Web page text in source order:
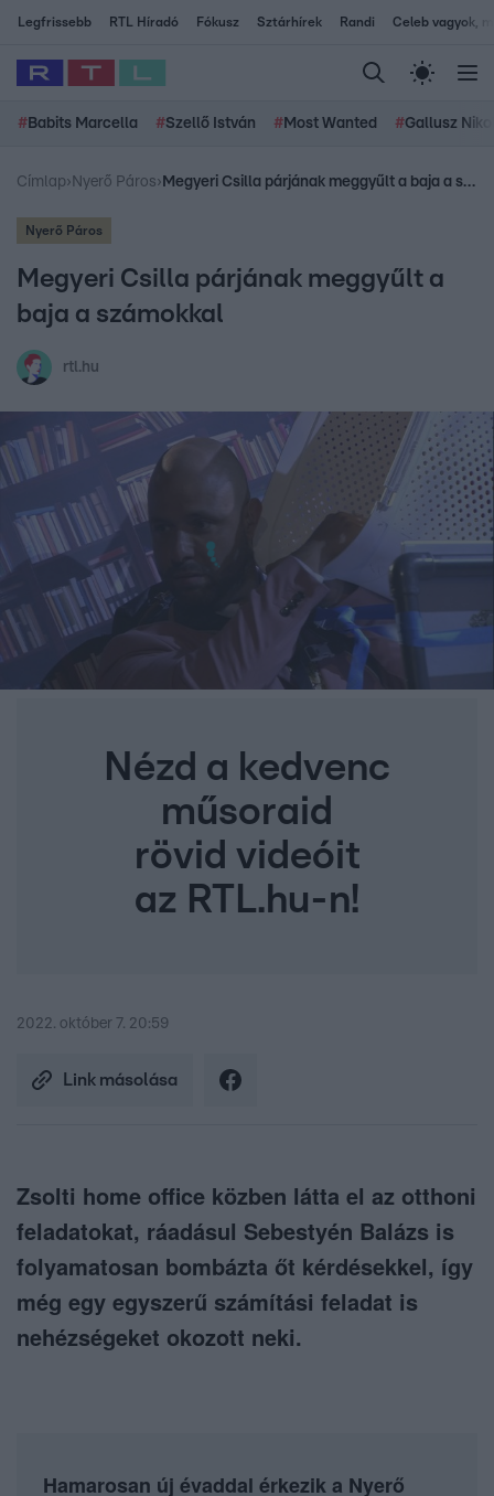
Legfrissebb RTL Híradó Fókusz Sztárhírek Randi Celeb vagyok,
# Babits Marcella #Szellő István # Most Wanted #Gallusz
Címlap› Nyerő Páros› Megyeri Csilla párjának meggyűlt a baja a számokkal
Nyerő Páros
Megyeri Csilla párjának meggyűlt a
baja a számokkal
rtl.hu
Nézd a kedvenc
műsoraid
rövid videóit
az RTL.hu-n!
2022. október 7. 20:59
Link másolása
Zsolti home office közben látta el az otthoni
feladatokat, ráadásul Sebestyén Balázs is
folyamatosan bombázta őt kérdésekkel, így
még egy egyszerű számítási feladat is
nehézségeket okozott neki.
Hamarosan új évaddal érkezik a Nyerő